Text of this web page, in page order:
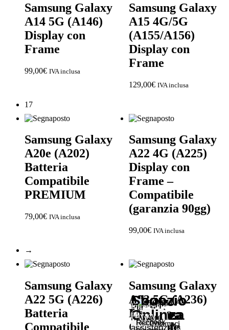
Samsung Galaxy
A14 5G (A146)
Display con
Frame
99,00€ IVA inclusa
Samsung Galaxy
A15 4G/5G
(A155/A156)
Display con
Frame
129,00€ IVA inclusa
Samsung Galaxy
A20e (A202)
Batteria
Compatibile
PREMIUM
79,00€ IVA inclusa
Samsung Galaxy
A22 4G (A225)
Display con
Frame –
Compatibile
(garanzia 90gg)
99,00€ IVA inclusa
Samsung Galaxy
A22 5G (A226)
Batteria
Compatibile
Samsung Galaxy
A23 5G (A236)
Batteria
Originale
17
→
Negozio
Padova
Via
Lidia
Bianchi,Chiamaci
Recover
recover_italia
LinkediIn
Negozio
Vicenza
Via
Roma,
137 Chiamaci
Recover
Shop
Online
Per
ricevere
assistenza
Informativa
Privacy